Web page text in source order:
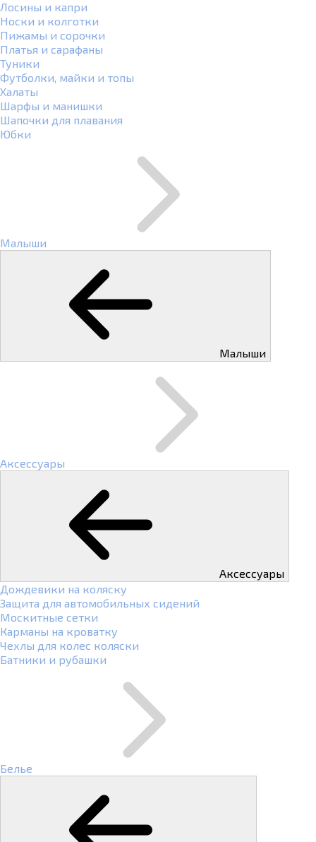
Лосины и капри
Носки и колготки
Пижамы и сорочки
Платья и сарафаны
Туники
Футболки, майки и топы
Халаты
Шарфы и манишки
Шапочки для плавания
Юбки
Малыши
Малыши
Аксессуары
Аксессуары
Дождевики на коляску
Защита для автомобильных сидений
Москитные сетки
Карманы на кроватку
Чехлы для колес коляски
Батники и рубашки
Белье